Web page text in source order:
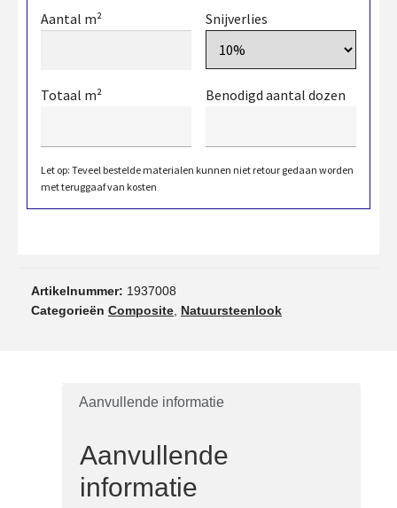
Aantal m² Snijverlies
Totaal m² Benodigd aantal dozen
Let op: Teveel bestelde materialen kunnen niet retour gedaan worden
met teruggaaf van kosten
Artikelnummer: 1937008
Categorieën Composite, Natuursteenlook
Aanvullende informatie
Aanvullende
informatie